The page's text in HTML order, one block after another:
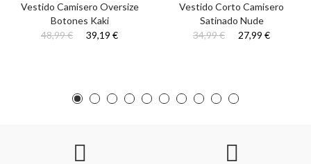
Vestido Camisero Oversize
Botones Kaki
48,99 €
39,19 €
Vestido Corto Camisero
Satinado Nude
34,99 €
27,99 €